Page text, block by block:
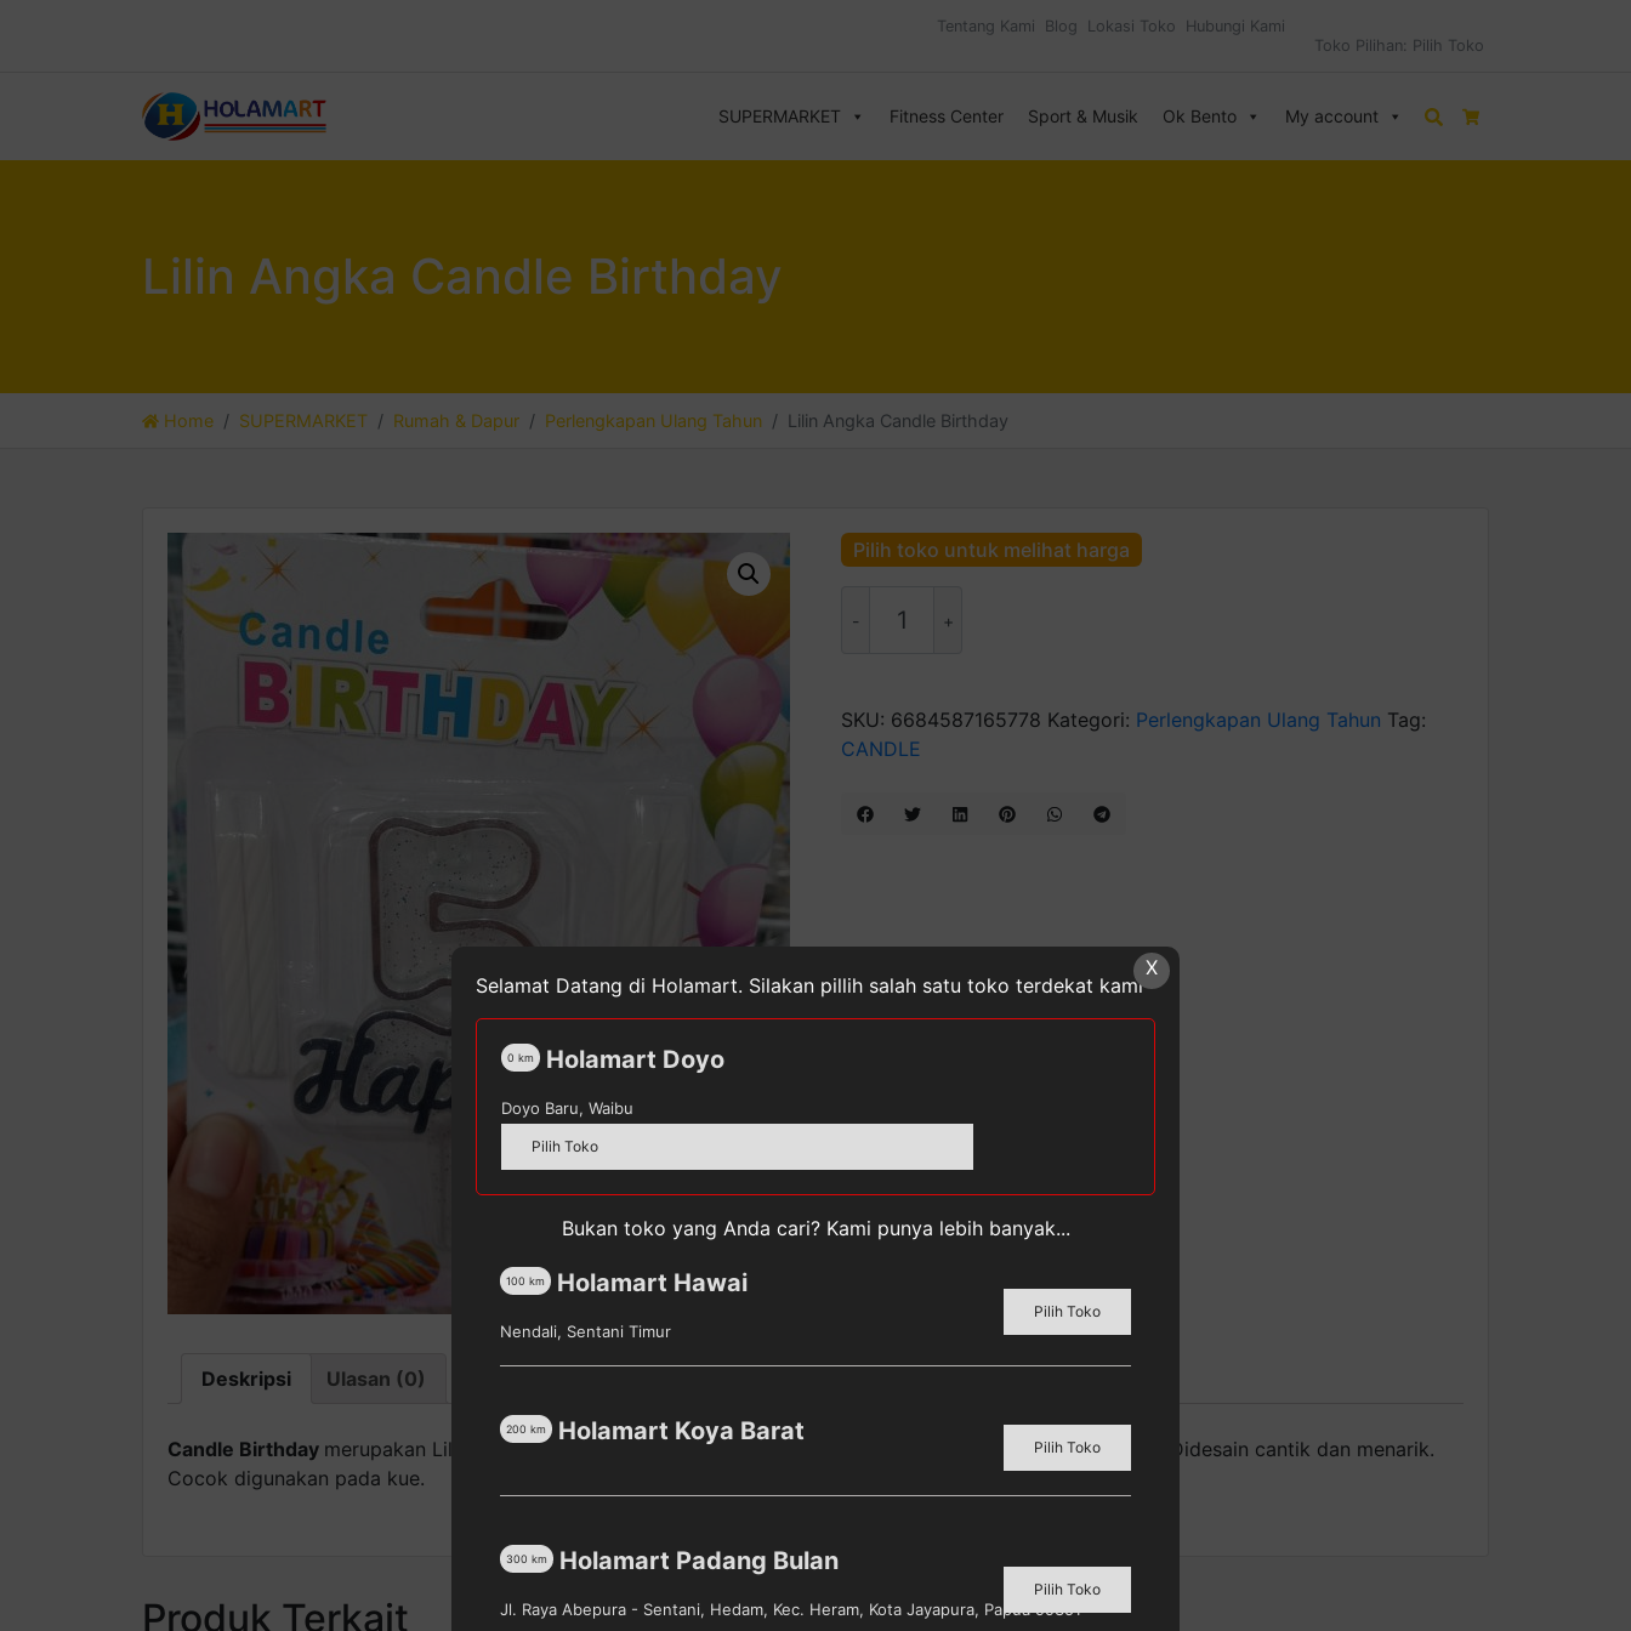
Tentang Kami Blog Lokasi Toko
Hubungi Kami
Toko Pilihan: Pilih Toko
SUPERMARKET Fitness Center Sport & Musik Ok Bento My account Search
Lilin Angka Candle Birthday
Home SUPERMARKET Rumah & Dapur Perlengkapan Ulang Tahun Lilin Angka Candle Birthday
Pilih toko untuk melihat harga
Lilin
Birthday
SKU: 6684587165778 Kategori: Perlengkapan Ulang Tahun Tag:
CANDLE
Deskripsi Ulasan (0)
Candle Birthday merupakan Lilin angka. Material : Llilin. Ukuran : 8.5 x 2 cm. Terbuat dari bahan berkualitas. Didesain cantik dan menarik.
Cocok digunakan pada kue.
Produk Terkait
X
Selamat Datang di Holamart. Silakan pillih salah satu toko terdekat kami
Holamart Doyo
0 km
Doyo Baru, Waibu
Pilih Toko
Bukan toko yang Anda cari? Kami punya lebih banyak...
Holamart Hawai
100 km
Nendali, Sentani Timur
Pilih Toko
Holamart Koya Barat
200 km
Pilih Toko
Holamart Padang Bulan
300 km
Jl. Raya Abepura - Sentani, Hedam, Kec. Heram, Kota Jayapura, Papua 99351
Pilih Toko